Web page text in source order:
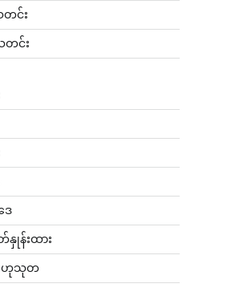
တင်း
င်း
ေ
နှုန်းထား
ဟုသုတ